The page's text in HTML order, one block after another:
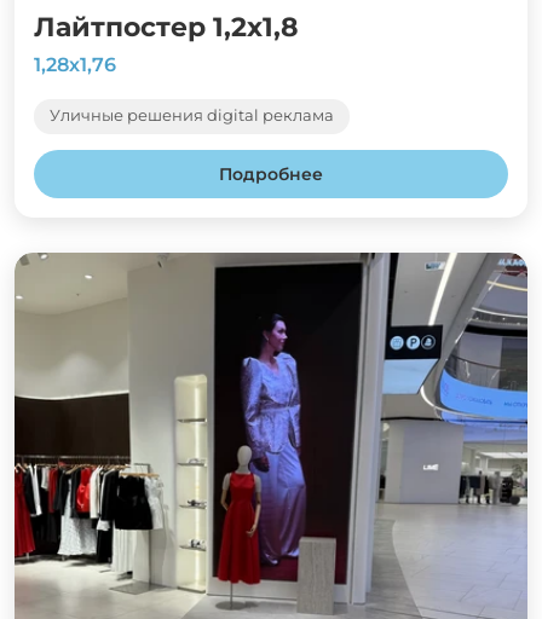
Лайтпостер 1,2х1,8
1,28х1,76
Уличные решения digital реклама
Подробнее